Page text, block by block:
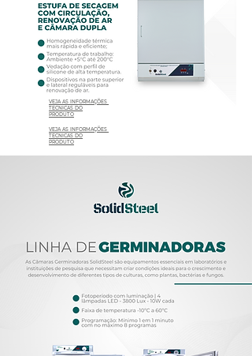
VEJA AS INFORMAÇÕES
TÉCNICAS DO
PRODUTO
VEJA AS INFORMAÇÕES
TÉCNICAS DO
PRODUTO